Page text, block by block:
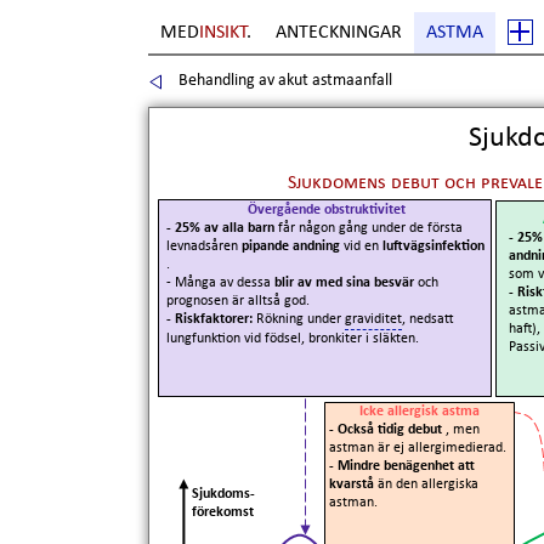
MED INSIKT. ANTECKNINGAR ASTMA
Behandling av akut astmaanfall
-
som
-
haft),
Sjukdoms-
förekomst
Icke allergisk astma
- Också tidig debut , men
astman är ej allergimedierad.
- Mindre benägenhet att
kvarstå än den allergiska
astman.
Sjukdomens debut och
Övergående obstruktivitet
- 25% av alla barn får någon gång under de första
levnadsåren pipande andning vid en luftvägsinfektion
.
- Många av dessa blir av med sina besvär och
prognosen är alltså god.
- Riskfaktorer: Rökning under graviditet, nedsatt
lungfunktion vid födsel, bronkiter i släkten.